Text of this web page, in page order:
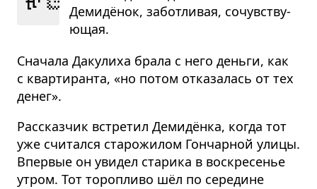
Демидёнок, забот­ли­вая, сочув­ству­
ю­щая.
Сначала Дакулиха брала с него деньги, как
с квартиранта, «но потом отказалась от тех
денег».
Рассказчик встретил Демидёнка, когда тот
уже считался старожилом Гончарной улицы.
Впервые он увидел старика в воскресенье
утром. Тот торопливо шёл по середине